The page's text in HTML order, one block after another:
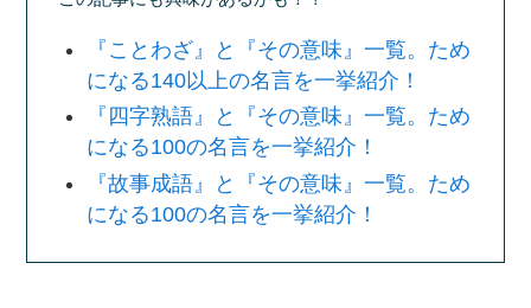
『ことわざ』と『その意味』一覧。ため
になる140以上の名言を一挙紹介！
『四字熟語』と『その意味』一覧。ため
になる100の名言を一挙紹介！
『故事成語』と『その意味』一覧。ため
になる100の名言を一挙紹介！